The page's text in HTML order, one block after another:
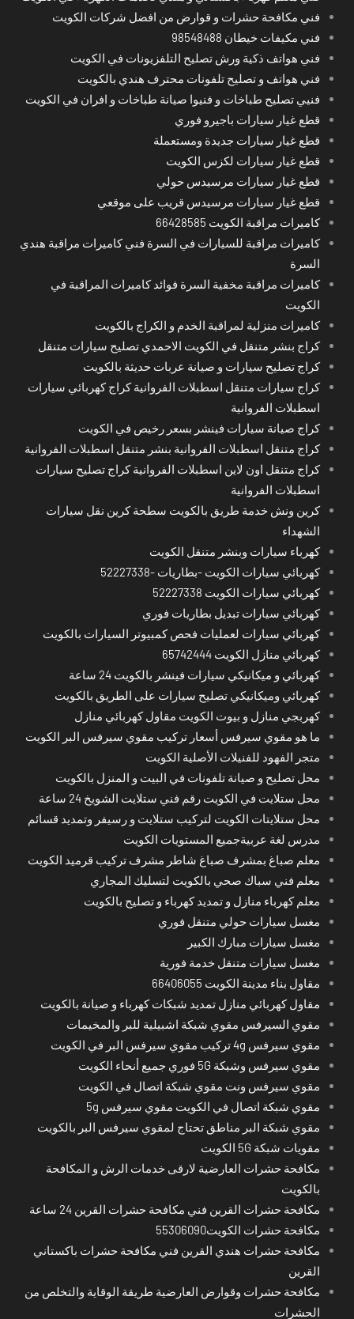
فني مكافحة حشرات و قوارض من افضل شركات الكويت
فني مكيفات خيطان 98548488
فني هواتف ذكية ورش تصليح التلفزيونات في الكويت
فني هواتف و تصليح تلفونات محترف هندي بالكويت
فنيي تصليح طباخات و فنيوا صيانة طباخات و افران في الكويت
قطع غيار سيارات باجيرو فوري
قطع غيار سيارات جديدة ومستعملة
قطع غيار سيارات لكزس الكويت
قطع غيار سيارات مرسيدس حولي
قطع غيار سيارات مرسيدس قريب على موقعي
كاميرات مراقبة الكويت 66428585
كاميرات مراقبة للسيارات في السرة فني كاميرات مراقبة هندي
السرة
كاميرات مراقبة مخفية السرة فوائد كاميرات المراقبة في
الكويت
كاميرات منزلية لمراقبة الخدم و الكراج بالكويت
كراج بنشر متنقل في الكويت الاحمدي تصليح سيارات متنقل
كراج تصليح سيارات و صيانة عربات حديثة بالكويت
كراج سيارات متنقل اسطبلات الفروانية كراج كهربائي سيارات
اسطبلات الفروانية
كراج صيانة سيارات فينشر بسعر رخيص في الكويت
كراج متنقل اسطبلات الفروانية بنشر متنقل اسطبلات الفروانية
كراج متنقل اون لاين اسطبلات الفروانية كراج تصليح سيارات
اسطبلات الفروانية
كرين ونش خدمة طريق بالكويت سطحة كرين نقل سيارات
الشهداء
كهرباء سيارات وبنشر متنقل الكويت
كهربائي سيارات الكويت -بطاريات -52227338
كهربائي سيارات الكويت 52227338
كهربائي سيارات تبديل بطاريات فوري
كهربائي سيارات لعمليات فحص كمبيوتر السيارات بالكويت
كهربائي منازل الكويت 65742444
كهربائي و ميكانيكي سيارات فينشر بالكويت 24 ساعة
كهربائي وميكانيكي تصليح سيارات على الطريق بالكويت
كهربجي منازل و بيوت الكويت مقاول كهربائي منازل
ما هو مقوي سيرفس أسعار تركيب مقوي سيرفس البر الكويت
متجر الفهود للفنيلات الأصلية الكويت
محل تصليح و صيانة تلفونات في البيت و المنزل بالكويت
محل ستلايت في الكويت رقم فني ستلايت الشويخ 24 ساعة
محل ستلايتات الكويت لتركيب ستلايت و رسيفر وتمديد قسائم
مدرس لغة عربيةجميع المستويات الكويت
معلم صباغ بمشرف صباغ شاطر مشرف تركيب قرميد الكويت
معلم فني سباك صحي بالكويت لتسليك المجاري
معلم كهرباء منازل و تمديد كهرباء و تصليح بالكويت
مغسل سيارات حولي متنقل فوري
مغسل سيارات مبارك الكبير
مغسل سيارات متنقل خدمة فورية
مقاول بناء مدينة الكويت 66406055
مقاول كهربائي منازل تمديد شبكات كهرباء و صيانة بالكويت
مقوي السيرفس مقوي شبكة اشبيلية للبر والمخيمات
مقوي سيرفس 4g تركيب مقوي سيرفس البر في الكويت
مقوي سيرفس وشبكة 5G فوري جميع أنحاء الكويت
مقوي سيرفس ونت مقوي شبكة اتصال في الكويت
مقوي شبكة اتصال في الكويت مقوي سيرفس 5g
مقوي شبكة البر مناطق تحتاج لمقوي سيرفس البر بالكويت
مقويات شبكة 5G الكويت
مكافحة حشرات العارضية لارقى خدمات الرش و المكافحة
بالكويت
مكافحة حشرات القرين فني مكافحة حشرات القرين 24 ساعة
مكافحة حشرات الكويت55306090
مكافحة حشرات هندي القرين فني مكافحة حشرات باكستاني
القرين
مكافحة حشرات وقوارض العارضية طريقة الوقاية والتخلص من
الحشرات